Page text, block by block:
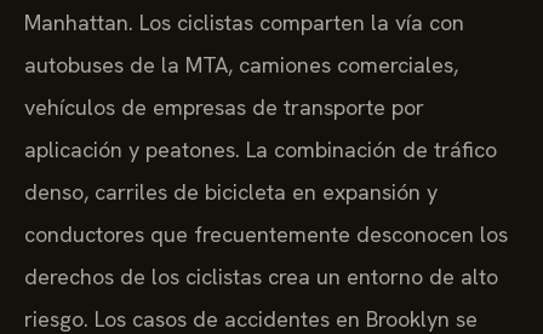
Manhattan. Los ciclistas comparten la vía con
autobuses de la MTA, camiones comerciales,
vehículos de empresas de transporte por
aplicación y peatones. La combinación de tráfico
denso, carriles de bicicleta en expansión y
conductores que frecuentemente desconocen los
derechos de los ciclistas crea un entorno de alto
riesgo. Los casos de accidentes en Brooklyn se